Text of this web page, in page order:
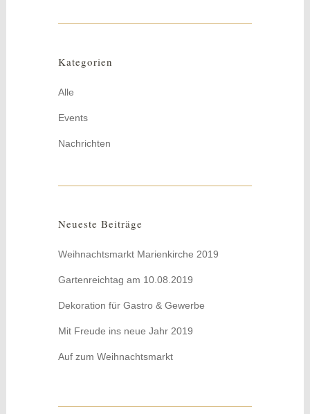
Kategorien
Alle
Events
Nachrichten
Neueste Beiträge
Weihnachtsmarkt Marienkirche 2019
Gartenreichtag am 10.08.2019
Dekoration für Gastro & Gewerbe
Mit Freude ins neue Jahr 2019
Auf zum Weihnachtsmarkt